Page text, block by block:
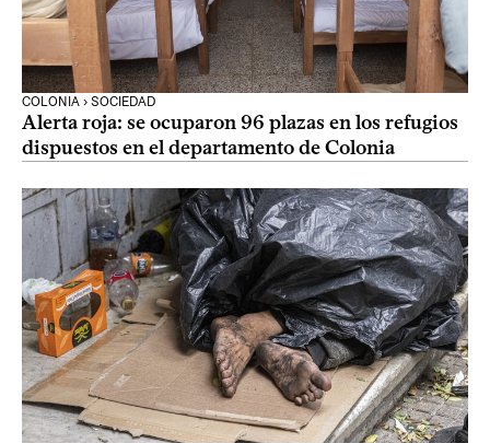
COLONIA › SOCIEDAD
Alerta roja: se ocuparon 96 plazas en los refugios
dispuestos en el departamento de Colonia